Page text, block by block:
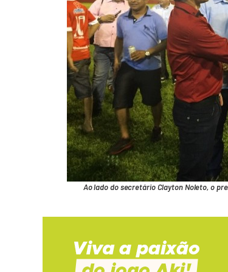
Ao lado do secretário Clayton Noleto, o